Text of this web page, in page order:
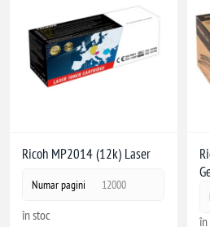
Ricoh MP2014 (12k) Laser
Numar pagini 12000
în stoc în